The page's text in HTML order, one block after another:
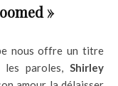
»
nous offre un titre
les paroles, Shirley